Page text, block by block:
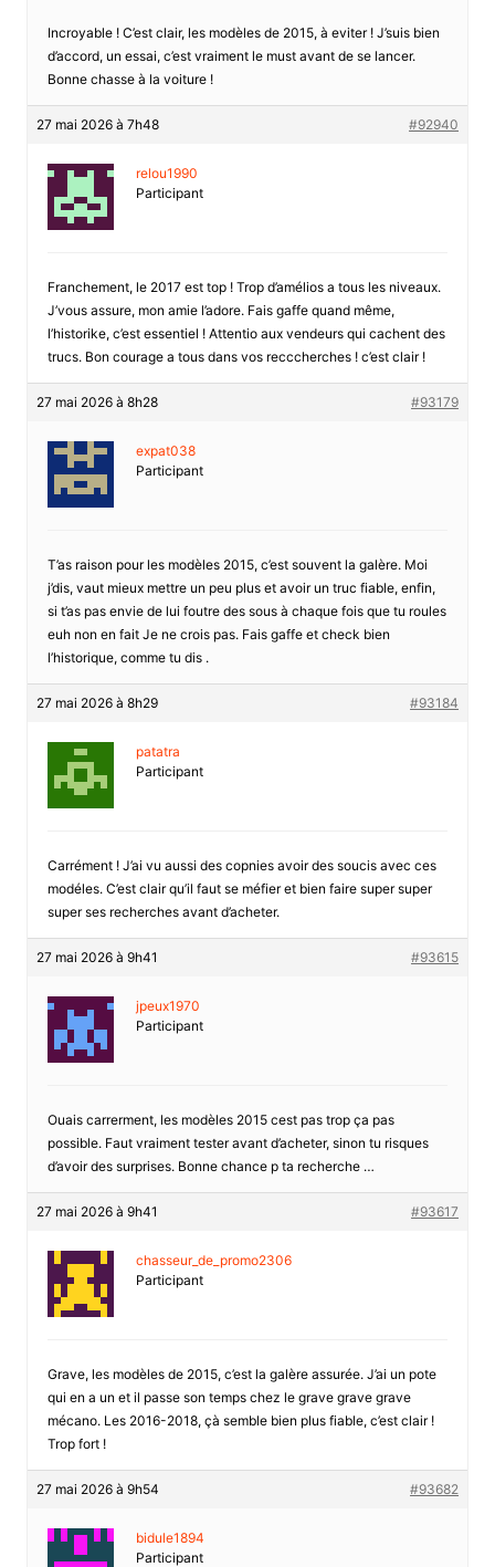
Incroyable ! C’est clair, les modèles de 2015, à eviter ! J’suis bien
d’accord, un essai, c’est vraiment le must avant de se lancer.
Bonne chasse à la voiture !
27 mai 2026 à 7h48 #92940
relou1990
Participant
Franchement, le 2017 est top ! Trop d’amélios a tous les niveaux.
J’vous assure, mon amie l’adore. Fais gaffe quand même,
l’historike, c’est essentiel ! Attentio aux vendeurs qui cachent des
trucs. Bon courage a tous dans vos recccherches ! c’est clair !
27 mai 2026 à 8h28 #93179
expat038
Participant
T’as raison pour les modèles 2015, c’est souvent la galère. Moi
j’dis, vaut mieux mettre un peu plus et avoir un truc fiable, enfin,
si t’as pas envie de lui foutre des sous à chaque fois que tu roules
euh non en fait Je ne crois pas. Fais gaffe et check bien
l’historique, comme tu dis .
27 mai 2026 à 8h29 #93184
patatra
Participant
Carrément ! J’ai vu aussi des copnies avoir des soucis avec ces
modéles. C’est clair qu’il faut se méfier et bien faire super super
super ses recherches avant d’acheter.
27 mai 2026 à 9h41 #93615
jpeux1970
Participant
Ouais carrerment, les modèles 2015 cest pas trop ça pas
possible. Faut vraiment tester avant d’acheter, sinon tu risques
d’avoir des surprises. Bonne chance p ta recherche …
27 mai 2026 à 9h41 #93617
chasseur_de_promo2306
Participant
Grave, les modèles de 2015, c’est la galère assurée. J’ai un pote
qui en a un et il passe son temps chez le grave grave grave
mécano. Les 2016-2018, çà semble bien plus fiable, c’est clair !
Trop fort !
27 mai 2026 à 9h54 #93682
bidule1894
Participant